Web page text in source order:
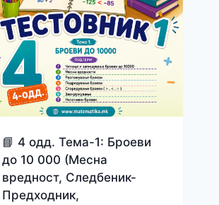
📘 4 одд. Тема-1: Броеви
до 10 000 (Месна
вредност, Следбеник-
Предходник,